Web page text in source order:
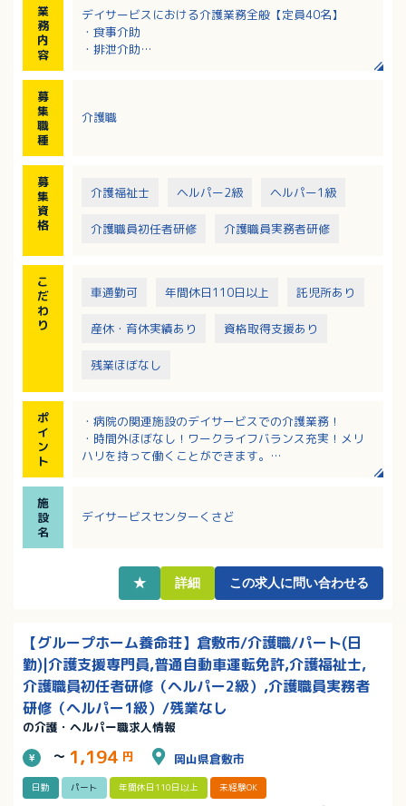
業
務
内
容
デイサービスにおける介護業務全般【定員40名】
・食事介助
・排泄介助
・身の回りのお世話 等
募
集
職
種
介護職
募
集
資
格
介護福祉士 ヘルパー2級 ヘルパー1級
介護職員初任者研修 介護職員実務者研修
こ
だ
わ
り
車通勤可 年間休日110日以上 託児所あり
産休・育休実績あり 資格取得支援あり
残業ほぼなし
ポ
イ
ン
ト
・病院の関連施設のデイサービスでの介護業務！
・時間外ほぼなし！ワークライフバランス充実！メリ
ハリを持って働くことができます。
・育児に伴う出勤日や就業時間の変更、学校行事や子
供の病気等の急な休み相談可能。
施
設
名
デイサービスセンターくさど
★ 詳細 この求人に問い合わせる
【グループホーム養命荘】倉敷市/介護職/パート(日
勤)|介護支援専門員,普通自動車運転免許,介護福祉士,
介護職員初任者研修（ヘルパー2級）,介護職員実務者
研修（ヘルパー1級）/残業なし
の介護・ヘルパー職求人情報
～ 1,194 円 岡山県倉敷市
日勤 パート 年間休日110日以上 未経験OK